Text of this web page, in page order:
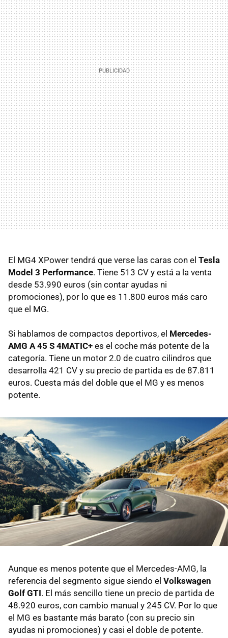
El MG4 XPower tendrá que verse las caras con el Tesla
Model 3 Performance. Tiene 513 CV y está a la venta
desde 53.990 euros (sin contar ayudas ni
promociones), por lo que es 11.800 euros más caro
que el MG.
Si hablamos de compactos deportivos, el Mercedes-
AMG A 45 S 4MATIC+ es el coche más potente de la
categoría. Tiene un motor 2.0 de cuatro cilindros que
desarrolla 421 CV y su precio de partida es de 87.811
euros. Cuesta más del doble que el MG y es menos
potente.
Aunque es menos potente que el Mercedes-AMG, la
referencia del segmento sigue siendo el Volkswagen
Golf GTI. El más sencillo tiene un precio de partida de
48.920 euros, con cambio manual y 245 CV. Por lo que
el MG es bastante más barato (con su precio sin
ayudas ni promociones) y casi el doble de potente.